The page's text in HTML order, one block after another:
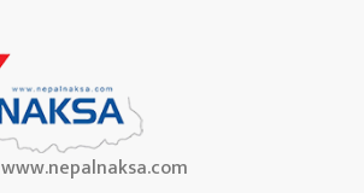
www.nepalnaksa.com